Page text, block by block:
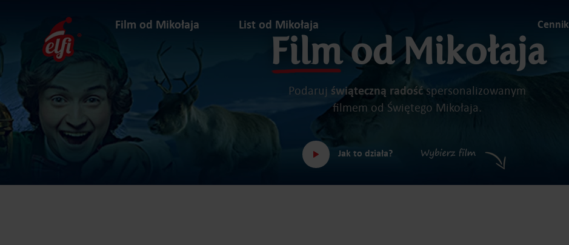
Film od Mikołaja List od Mikołaja Cennik
Filmod Mikołaja
Podaruj świąteczną radość spersonalizowanym
filmem od Świętego Mikołaja.
Jak to działa?